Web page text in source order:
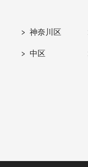
神奈川区
中区